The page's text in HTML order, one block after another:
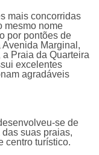
mais concorridas
mesmo nome
por pontões de
Marginal,
Praia da Quarteira
excelentes
agradáveis
se de
suas praias,
centro turístico.